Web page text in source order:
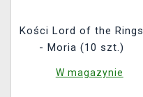
Kości Lord of the Rings
- Moria (10 szt.)
W magazynie